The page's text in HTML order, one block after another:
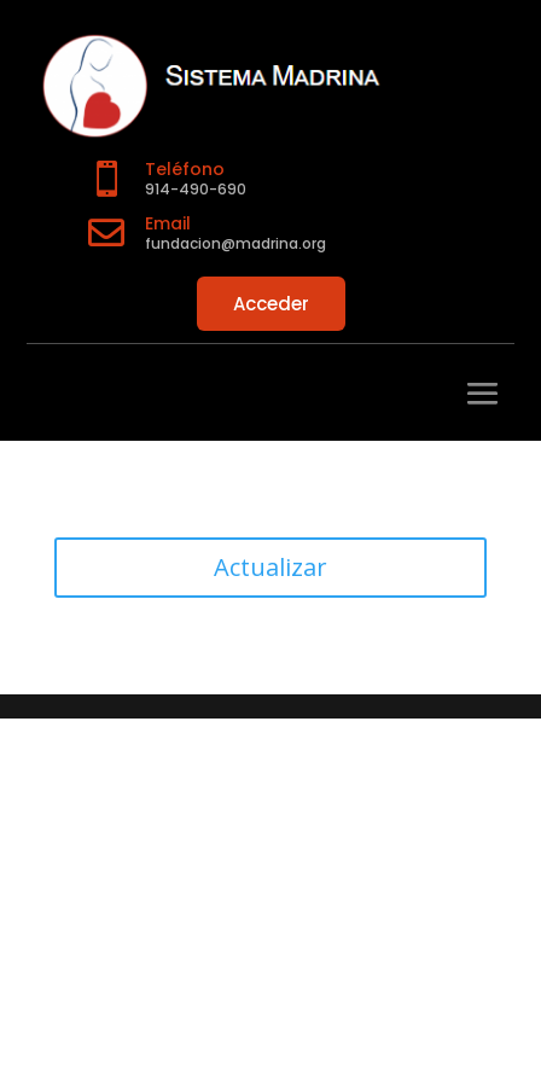
 Teléfono
914-490-690
 Email
fundacion@madrina.org
Acceder
Actualizar